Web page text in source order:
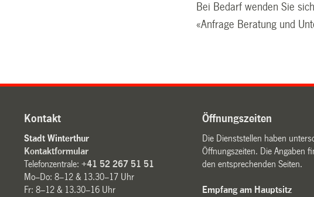
Bei Bedarf wenden Sie
«Anfrage Beratung und
Kontakt
Stadt Winterthur
Kontaktformular
Telefonzentrale:+41 52 267 51 51
Mo–Do: 8–12 & 13.30–17 Uhr
Fr: 8–12 & 13.30–16 Uhr
Öffnungszeiten
Die Dienststellen haben
Öffnungszeiten. Die Angaben
den entsprechenden Seiten.
Empfang am Hauptsitz